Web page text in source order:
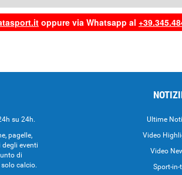
oppure via Whatsapp al
su 24h.
pagelle,
eventi
di
calcio.
Ultime
Video
Video
Sport-in-